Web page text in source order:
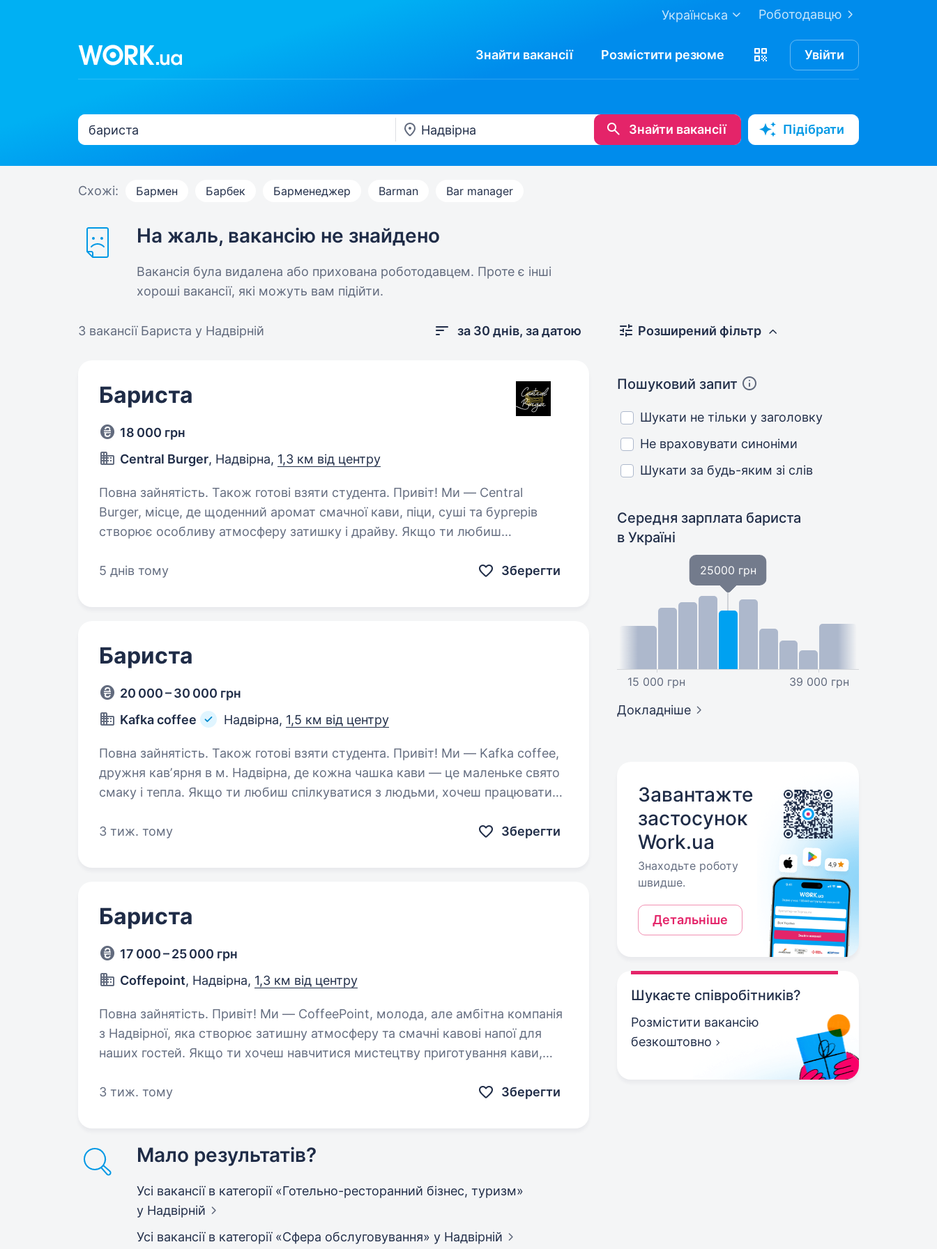
Роботодавцю
Українська
Знайти вакансії Розмістити резюме Увійти
Знайти вакансії Підібрати
Схожі: Бармен Барбек Барменеджер Barman Bar manager
На жаль, вакансію не знайдено
Вакансія була видалена або прихована роботодавцем. Проте є інші
хороші вакансії, які можуть вам підійти.
3 вакансії Бариста у Надвірній за 30 днів, за датою
Бариста
18 000 грн
Central Burger, Надвірна, 1,3 км від центру
Повна зайнятість. Також готові взяти студента. Привіт! Ми — Central
Burger, місце, де щоденний аромат смачної кави, піци, суші та бургерів
створює особливу атмосферу затишку і драйву. Якщо ти любиш
5 днів тому
Зберегти
Бариста
20 000 – 30 000 грн
Kafka coffee
Надвірна, 1,5 км від центру
Повна зайнятість. Також готові взяти студента. Привіт! Ми — Kafka coffee,
дружня кавʼярня в м. Надвірна, де кожна чашка кави — це маленьке свято
смаку і тепла. Якщо ти любиш спілкуватися з людьми, хочеш працювати
3 тиж. тому
Зберегти
Бариста
17 000 – 25 000 грн
Соffepoint, Надвірна, 1,3 км від центру
Повна зайнятість. Привіт! Ми — CoffeePoint, молода, але амбітна компанія
з Надвірної, яка створює затишну атмосферу та смачні кавові напої для
наших гостей. Якщо ти хочеш навчитися мистецтву приготування кави,
3 тиж. тому
Зберегти
Мало результатів?
Усі вакансії в категорії «Готельно-ресторанний бізнес, туризм»
у Надвірній
Усі вакансії в категорії «Сфера обслуговування» у Надвірній
Розширений фільтр
Пошуковий запит
Шукати не тільки у заголовку
Не враховувати синоніми
Шукати за будь-яким зі слів
Середня зарплата бариста
в Україні
15 000 грн
25000 грн
39 000 грн
Докладніше
Завантажте
застосунок
Work.ua
Знаходьте роботу
швидше.
Детальніше
Шукаєте співробітників?
Розмістити вакансію
безкоштовно